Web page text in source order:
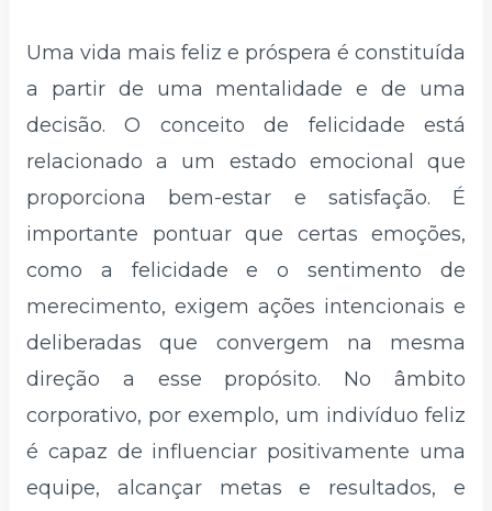
Uma vida mais feliz e próspera é constituída
a partir de uma mentalidade e de uma
decisão. O conceito de felicidade está
relacionado a um estado emocional que
proporciona bem-estar e satisfação. É
importante pontuar que certas emoções,
como a felicidade e o sentimento de
merecimento, exigem ações intencionais e
deliberadas que convergem na mesma
direção a esse propósito. No âmbito
corporativo, por exemplo, um indivíduo feliz
é capaz de influenciar positivamente uma
equipe, alcançar metas e resultados, e